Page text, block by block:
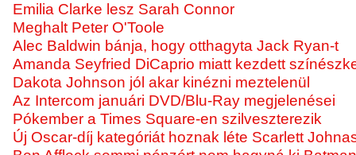
Emilia Clarke lesz Sarah Connor
Meghalt Peter O'Toole
Alec Baldwin bánja, hogy otthagyta Jack Ryan-t
Amanda Seyfried DiCaprio miatt kezdett
Dakota Johnson jól akar kinézni meztelenül
Az Intercom januári DVD/Blu-Ray megjelenései
Pókember a Times Square-en szilveszterezik
Új Oscar-díj kategóriát hoznak léte Scarlett